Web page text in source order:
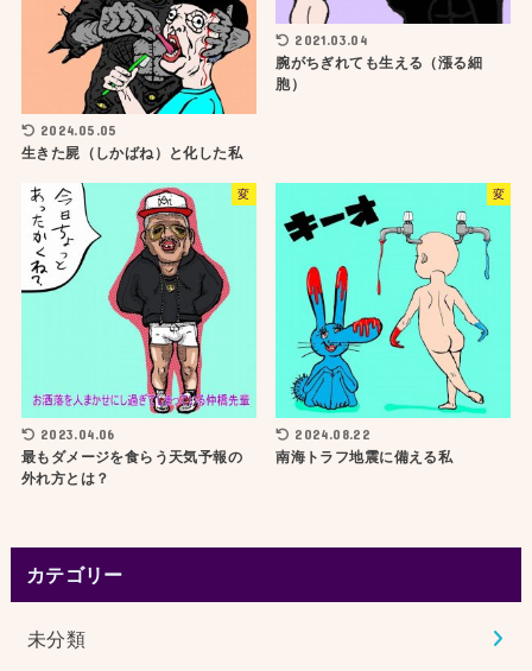
2024.05.05
生きた屍（しかばね）と化した私
2021.03.04
腕がちぎれても生える（漲る細
胞）
変
2023.04.06
最もダメージを食らう天気予報の
外れ方とは？
変
2024.08.22
南海トラフ地震に備える私
カテゴリー
未分類